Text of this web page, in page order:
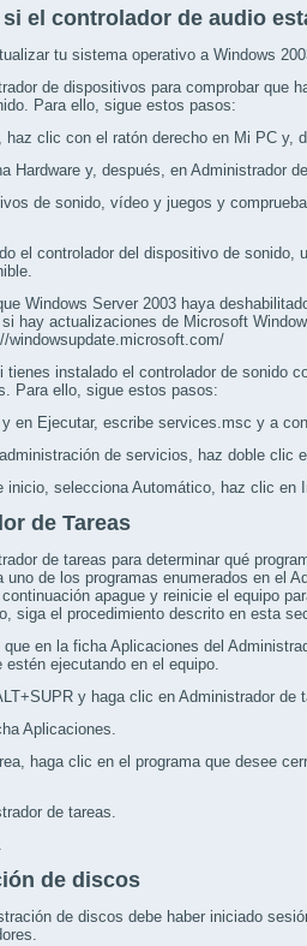
el controlador de audio
tu sistema operativo a Windows
de dispositivos para comprobar que
Para ello, sigue estos pasos:
haz clic con el ratón derecho en Mi PC y,
Hardware y, después, en Administrador
de sonido, vídeo y juegos y
el controlador del dispositivo de sonido,
Windows Server 2003 haya
hay actualizaciones de Microsoft
windowsupdate.microsoft.com/
tienes instalado el controlador de sonido
Para ello, sigue estos pasos:
en Ejecutar, escribe services.msc y a
de servicios, haz doble clic
inicio, selecciona Automático, haz clic en
de Tareas
de tareas para determinar qué
uno de los programas enumerados en el
apague y reinicie el equipo
siga el procedimiento descrito en esta
en la ficha Aplicaciones del
estén ejecutando en el equipo.
y haga clic en Administrador de
Aplicaciones.
haga clic en el programa que desee
de tareas.
de discos
de discos debe haber iniciado